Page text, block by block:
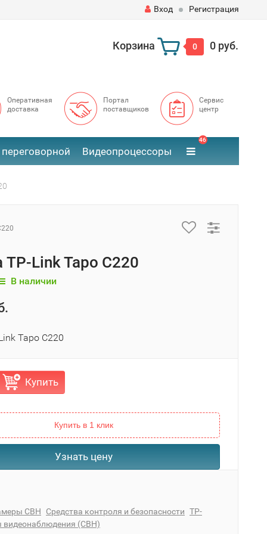
Вход Регистрация
Корзина 0 0 руб.
Оперативная
доставка
Портал
поставщиков
Сервис
центр
Видеопроцессоры
46
Link Tapo C220
В наличии
Tapo C220
Купить
Купить в 1 клик
Узнать цену
СВН Средства контроля и безопасности TP-
видеонаблюдения (СВН)